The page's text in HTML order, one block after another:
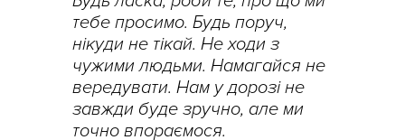
тебе просимо. Будь поруч,
нікуди не тікай. Не ходи з
чужими людьми. Намагайся не
вередувати. Нам у дорозі не
завжди буде зручно, але ми
точно впораємося.